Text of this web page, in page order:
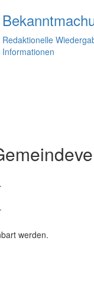
Redaktionelle
Informationen
werden.